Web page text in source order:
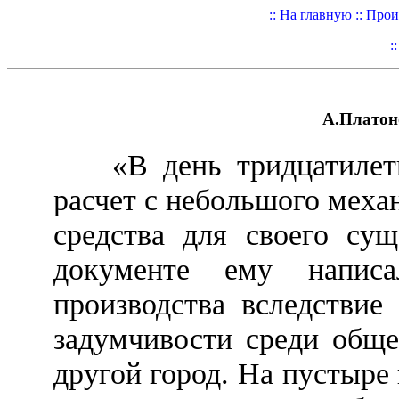
:: На главную ::
«В день
расчет с небольшого
средства для своего
документе ему
производства
задумчивости среди
другой город. На